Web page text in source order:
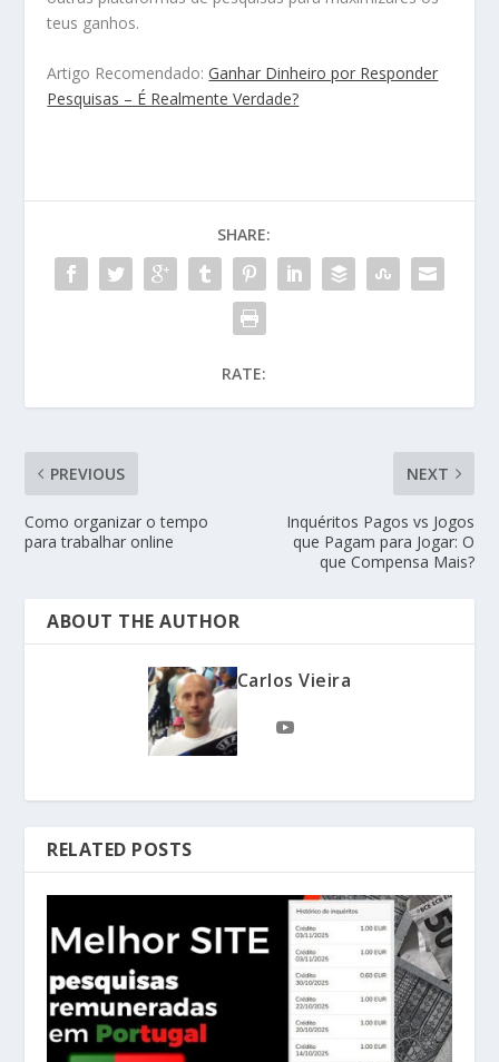
teus ganhos.
Artigo Recomendado:Ganhar Dinheiro por Responder
Pesquisas – É Realmente Verdade?
SHARE:
RATE:
PREVIOUS
Como organizar o tempo
para trabalhar online
NEXT
Inquéritos Pagos vs Jogos
que Pagam para Jogar: O
que Compensa Mais?
ABOUT THE AUTHOR
Carlos Vieira
RELATED POSTS